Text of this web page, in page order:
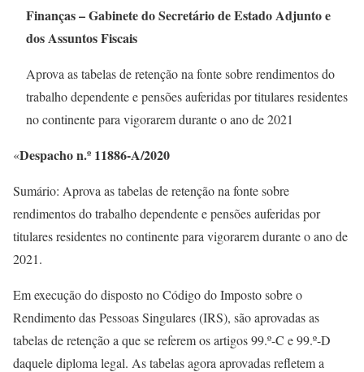
Finanças – Gabinete do Secretário de Estado Adjunto e
dos Assuntos Fiscais
Aprova as tabelas de retenção na fonte sobre rendimentos do
trabalho dependente e pensões auferidas por titulares residentes
no continente para vigorarem durante o ano de 2021
«Despacho n.º 11886-A/2020
Sumário: Aprova as tabelas de retenção na fonte sobre
rendimentos do trabalho dependente e pensões auferidas por
titulares residentes no continente para vigorarem durante o ano de
2021.
Em execução do disposto no Código do Imposto sobre o
Rendimento das Pessoas Singulares (IRS), são aprovadas as
tabelas de retenção a que se referem os artigos 99.º-C e 99.º-D
daquele diploma legal. As tabelas agora aprovadas refletem a